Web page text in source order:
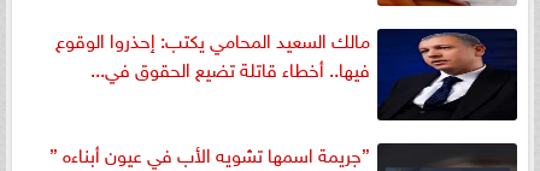
مالك السعيد المحامي يكتب: إحذروا الوقوع
فيها.. أخطاء قاتلة تضيع الحقوق في...
”جريمة اسمها تشويه الأب في عيون أبناءه ”